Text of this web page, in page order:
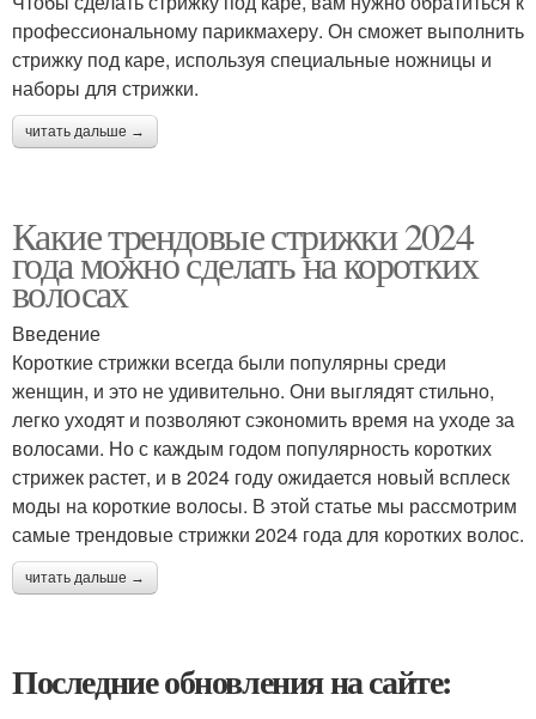
профессиональному парикмахеру. Он сможет выполнить
стрижку под каре, используя специальные ножницы и
наборы для стрижки.
читать дальше →
Какие трендовые стрижки 2024
года можно сделать на коротких
волосах
Введение
Короткие стрижки всегда были популярны среди
женщин, и это не удивительно. Они выглядят стильно,
легко уходят и позволяют сэкономить время на уходе за
волосами. Но с каждым годом популярность коротких
стрижек растет, и в 2024 году ожидается новый всплеск
моды на короткие волосы. В этой статье мы рассмотрим
самые трендовые стрижки 2024 года для коротких волос.
читать дальше →
Последние обновления на сайте: